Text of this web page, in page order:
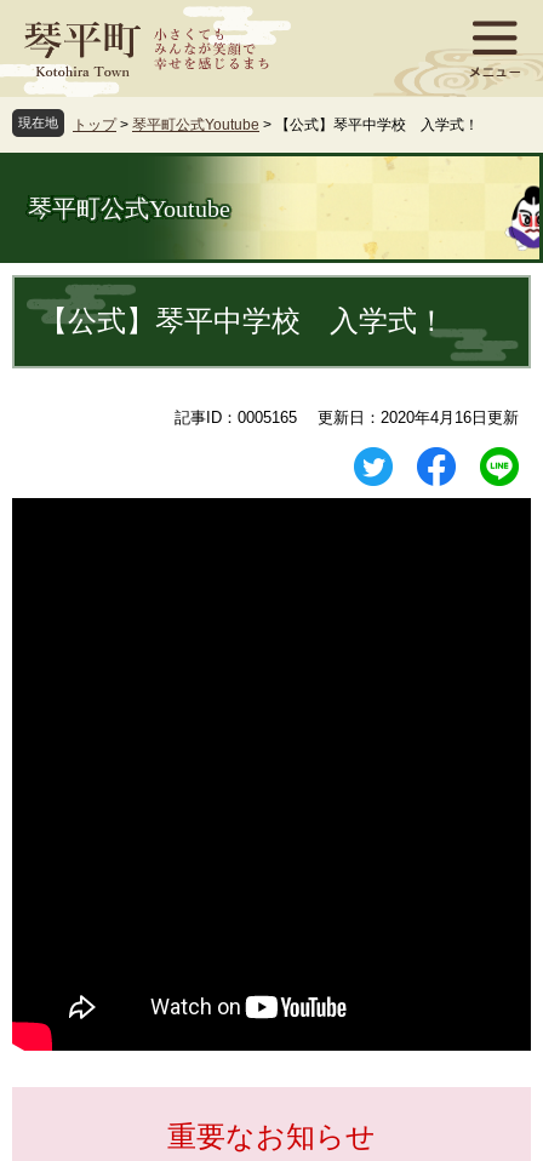
ジ
先
頭
ュ
を
飛
文
現在地 トップ > 琴平町公式Youtube > 【公式】琴平中学校 入学式！
琴平町公式Youtube
文
【公式】琴平中学校 入学式！
記事ID：0005165 更新日：2020年4月16日更新
重要なお知らせ